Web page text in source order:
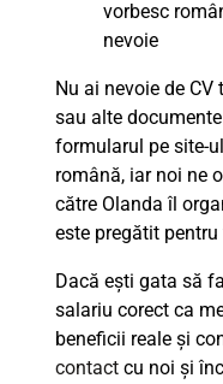
vorbesc
nevoie
Nu ai nevoie de
sau alte
formularul pe site-
română, iar noi ne
către Olanda îl
este pregătit pentru
Dacă ești gata să
salariu corect ca
beneficii reale și
contact cu noi și